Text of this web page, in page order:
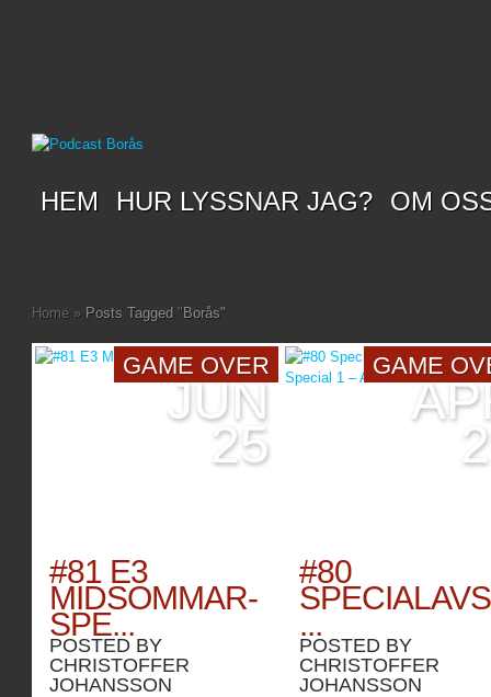
HEM HUR LYSSNAR JAG? OM
Home » Posts Tagged "Borås"
GAME OVER
JUN
25
#81 E3
MIDSOMMAR-
SPE...
POSTED BY
CHRISTOFFER
JOHANSSON
GAME
#80
...
POSTED BY
CHRISTOFFER
JOHANSSON